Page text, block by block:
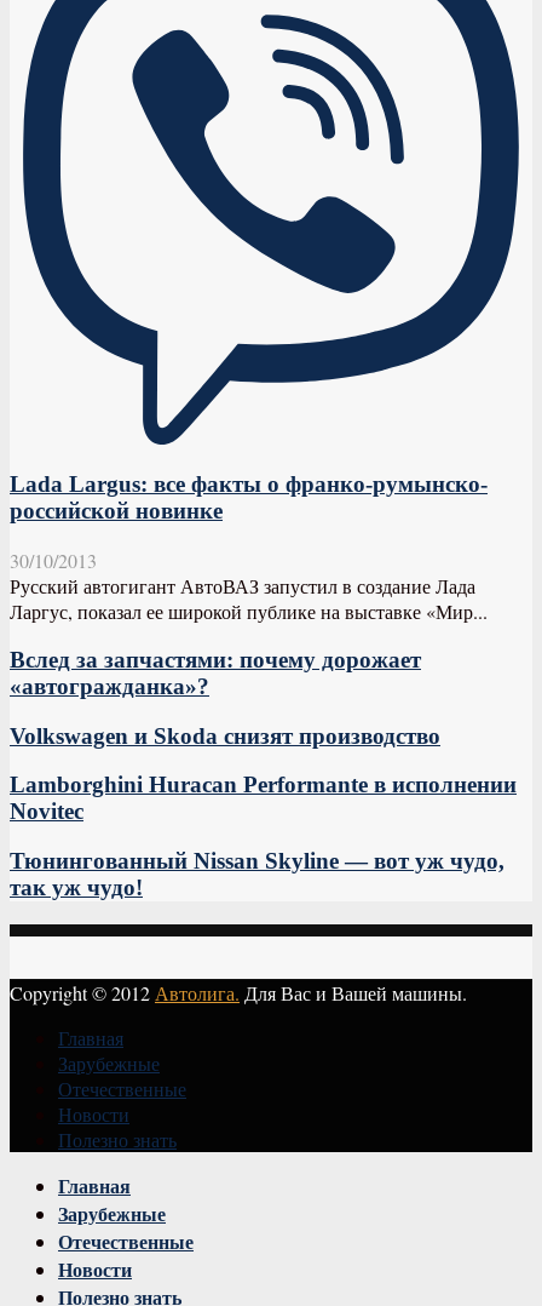
Lada Largus: все факты о франко-румынско-
российской новинке
30/10/2013
Русский автогигант АвтоВАЗ запустил в создание Лада
Ларгус, показал ее широкой публике на выставке «Мир...
Вслед за запчастями: почему дорожает
«автогражданка»?
Volkswagen и Skoda снизят производство
Lamborghini Huracan Performante в исполнении
Novitec
Тюнингованный Nissan Skyline — вот уж чудо,
так уж чудо!
Copyright © 2012 Автолига. Для Вас и Вашей машины.
Главная
Зарубежные
Отечественные
Новости
Полезно знать
Главная
Зарубежные
Отечественные
Новости
Полезно знать